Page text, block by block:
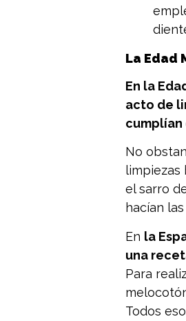
La Edad
En la
acto de
No
limpiezas
el sarro
hacían
En la
una
Para
Todos